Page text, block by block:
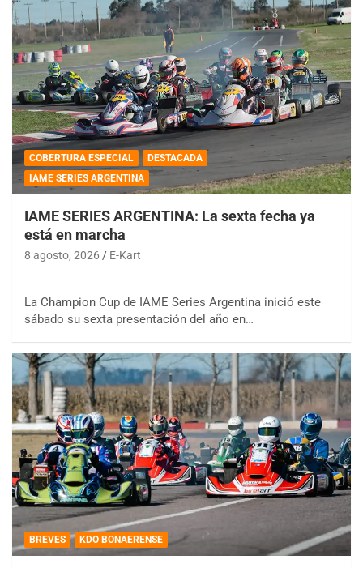
COBERTURA ESPECIAL
DESTACADA
IAME SERIES ARGENTINA
IAME SERIES ARGENTINA: La sexta fecha ya
está en marcha
8 agosto, 2026 E-Kart
La Champion Cup de IAME Series Argentina inició este
sábado su sexta presentación del año en…
BREVES KDO BONAERENSE